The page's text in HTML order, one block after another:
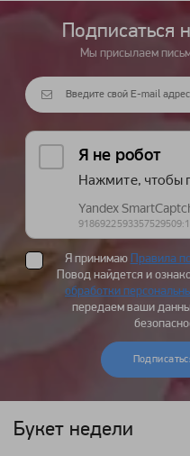
Подписаться
Мы присылаем
Я принимаю Правила
Повод найдется и
обработки
передаем ваши
Букет недели